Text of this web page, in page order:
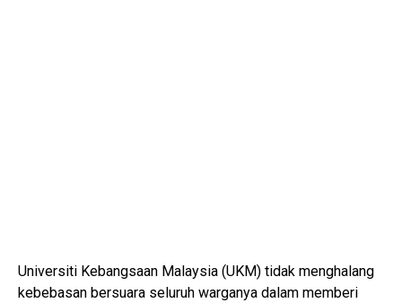
Universiti Kebangsaan Malaysia (UKM) tidak menghalang
kebebasan bersuara seluruh warganya dalam memberi